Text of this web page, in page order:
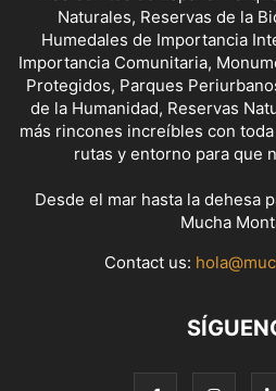
Naturales, Reservas de la
Humedales de Importancia
Importancia Comunitaria,
Protegidos, Parques
de la Humanidad, Reservas
más rincones increíbles con
rutas y entorno para que
Desde el mar hasta la dehesa
Mucha
Contact us: